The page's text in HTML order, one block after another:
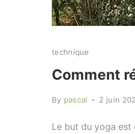
technique
Comment
By pascal 2 juin
Le but du yoga